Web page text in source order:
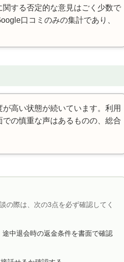
する否定的な意見はごく少数で
口コミのみの集計であり、
高い状態が続いています。利用
の慎重な声はあるものの、総合
の際は、次の3点を必ず確認してく
中退会時の返金条件を書面で確認